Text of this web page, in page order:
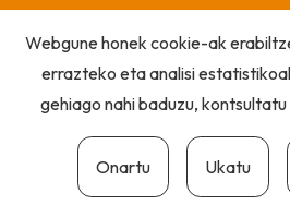
Webgune honek cookie-ak
errazteko eta analisi
gehiago nahi baduzu, kontsultatu
Onartu Ukatu